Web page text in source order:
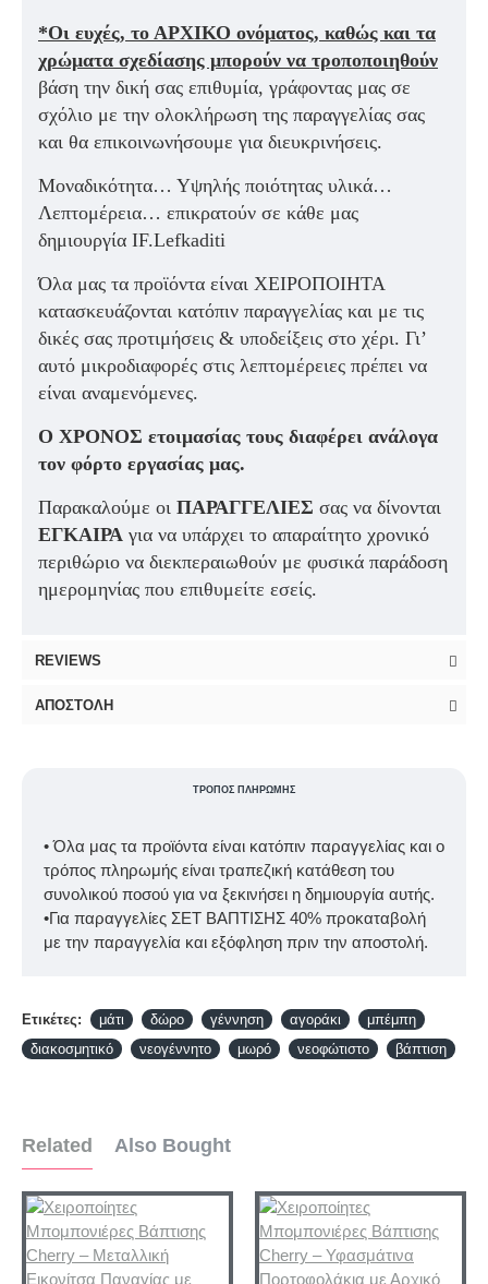
*Οι ευχές, το ΑΡΧΙΚΟ ονόματος, καθώς και τα
χρώματα σχεδίασης μπορούν να τροποποιηθούν
βάση την δική σας επιθυμία, γράφοντας μας σε
σχόλιο με την ολοκλήρωση της παραγγελίας σας
και θα επικοινωνήσουμε για διευκρινήσεις.
Μοναδικότητα… Υψηλής ποιότητας υλικά…
Λεπτομέρεια… επικρατούν σε κάθε μας
δημιουργία IF.Lefkaditi
Όλα μας τα προϊόντα είναι ΧΕΙΡΟΠΟΙΗΤΑ
κατασκευάζονται κατόπιν παραγγελίας και με τις
δικές σας προτιμήσεις & υποδείξεις στο χέρι. Γι’
αυτό μικροδιαφορές στις λεπτομέρειες πρέπει να
είναι αναμενόμενες.
Ο ΧΡΟΝΟΣ ετοιμασίας τους διαφέρει ανάλογα
τον φόρτο εργασίας μας.
Παρακαλούμε οι ΠΑΡΑΓΓΕΛΙΕΣ σας να δίνονται
ΕΓΚΑΙΡΑ για να υπάρχει το απαραίτητο χρονικό
περιθώριο να διεκπεραιωθούν με φυσικά παράδοση
ημερομηνίας που επιθυμείτε εσείς.
REVIEWS
ΑΠΟΣΤΟΛΉ
ΤΡΌΠΟΣ ΠΛΗΡΩΜΉΣ
• Όλα μας τα προϊόντα είναι κατόπιν παραγγελίας και ο
τρόπος πληρωμής είναι τραπεζική κατάθεση του
συνολικού ποσού για να ξεκινήσει η δημιουργία αυτής.
•Για παραγγελίες ΣΕΤ ΒΑΠΤΙΣΗΣ 40% προκαταβολή
με την παραγγελία και εξόφληση πριν την αποστολή.
Ετικέτες: μάτι δώρο γέννηση αγοράκι
μπέμπη
διακοσμητικό
νεογέννητο μωρό νεοφώτιστο βάπτιση
Related Also Bought